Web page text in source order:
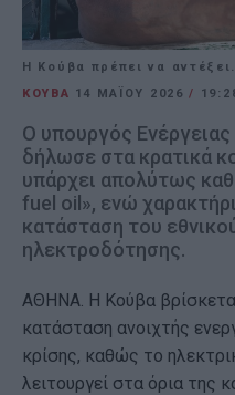
Η Κούβα πρέπει να
ΚΟΥΒΑ 14 ΜΑΪ́ΟΥ 2026/
Ο υπουργός
δήλωσε στα κρατικά
υπάρχει απολύτως
fuel oil», ενώ
κατάσταση του
ηλεκτροδότησης.
ΑΘΗΝΑ. Η Κούβα
κατάσταση ανοιχτής
κρίσης, καθώς το
λειτουργεί στα όρια της